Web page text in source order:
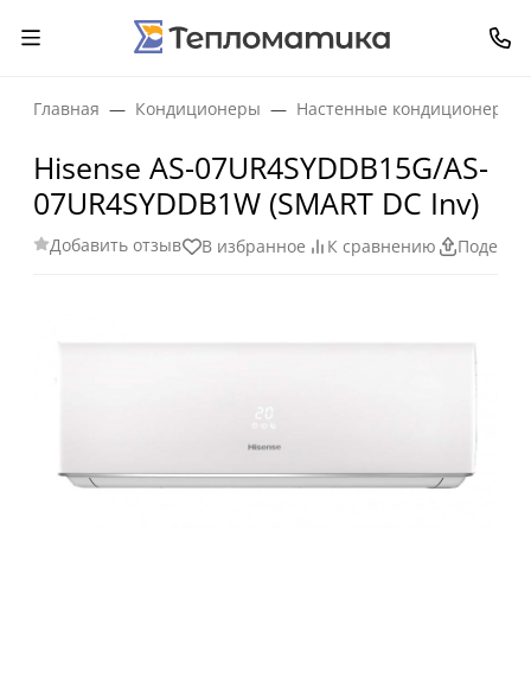
Главная Кондиционеры Настенные кондиционеры
Hisense AS-07UR4SYDDB15G/AS-
07UR4SYDDB1W (SMART DC Inv)
Добавить отзыв В избранное К сравнению